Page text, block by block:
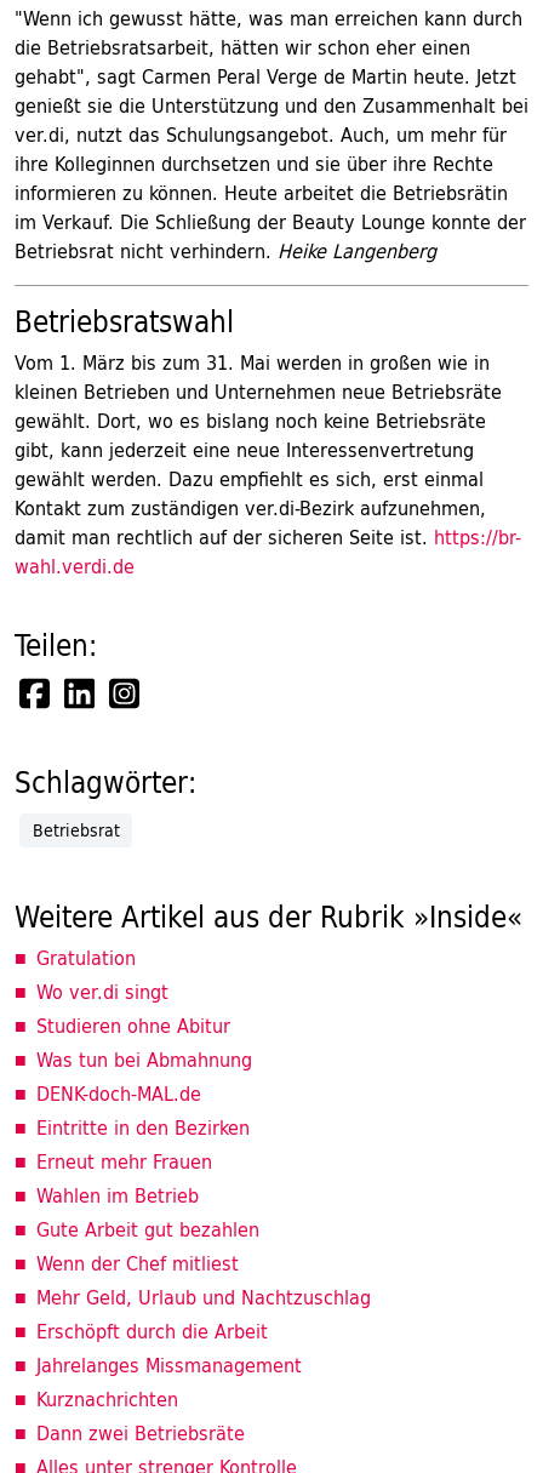
"Wenn ich gewusst hätte, was man erreichen kann durch
die Betriebsratsarbeit, hätten wir schon eher einen
gehabt", sagt Carmen Peral Verge de Martin heute. Jetzt
genießt sie die Unterstützung und den Zusammenhalt bei
ver.di, nutzt das Schulungsangebot. Auch, um mehr für
ihre Kolleginnen durchsetzen und sie über ihre Rechte
informieren zu können. Heute arbeitet die Betriebsrätin
im Verkauf. Die Schließung der Beauty Lounge konnte der
Betriebsrat nicht verhindern. Heike Langenberg
Betriebsratswahl
Vom 1. März bis zum 31. Mai werden in großen wie in
kleinen Betrieben und Unternehmen neue Betriebsräte
gewählt. Dort, wo es bislang noch keine Betriebsräte
gibt, kann jederzeit eine neue Interessenvertretung
gewählt werden. Dazu empfiehlt es sich, erst einmal
Kontakt zum zuständigen ver.di-Bezirk aufzunehmen,
damit man rechtlich auf der sicheren Seite ist. https://br-
wahl.verdi.de
Teilen:
Schlagwörter:
Betriebsrat
Weitere Artikel aus der Rubrik »Inside«
Gratulation
Wo ver.di singt
Studieren ohne Abitur
Was tun bei Abmahnung
DENK-doch-MAL.de
Eintritte in den Bezirken
Erneut mehr Frauen
Wahlen im Betrieb
Gute Arbeit gut bezahlen
Wenn der Chef mitliest
Mehr Geld, Urlaub und Nachtzuschlag
Erschöpft durch die Arbeit
Jahrelanges Missmanagement
Kurznachrichten
Dann zwei Betriebsräte